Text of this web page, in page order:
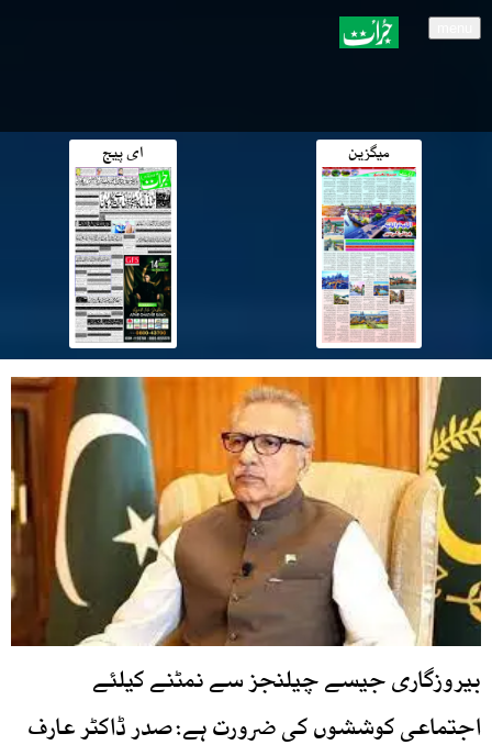
میگزین ای پیج
بیروزگاری جیسے چیلنجز سے نمٹنے کیلئے
اجتماعی کوششوں کی ضرورت ہے: صدر ڈاکٹر عارف